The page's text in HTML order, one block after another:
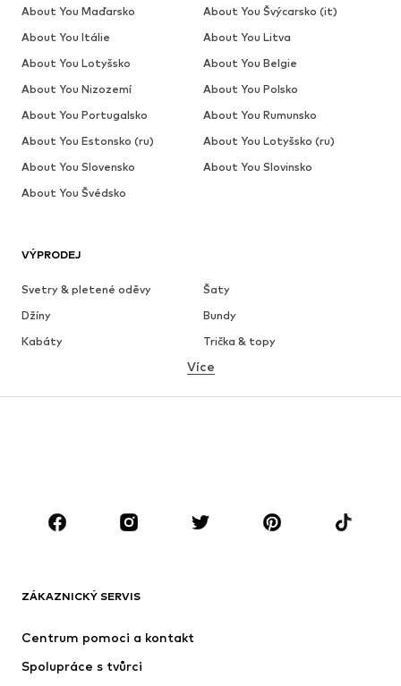
VÝPRODEJ
Svetry & pletené oděvy
Šaty
Džíny
Bundy
Kabáty
Trička & topy
Spodní prádlo
Sukně
Halenky & tuniky
Doplňky
Premium
Nové
Bundy
Více
ZÁKAZNICKÝ SERVIS
Centrum pomoci a kontakt
Spolupráce s tvůrci
About You Maďarsko
About You Švýcarsko (it)
About You Itálie
About You Litva
About You Lotyšsko
About You Belgie
About You Nizozemí
About You Polsko
About You Portugalsko
About You Rumunsko
About You Estonsko (ru)
About You Lotyšsko (ru)
About You Slovensko
About You Slovinsko
About You Švédsko